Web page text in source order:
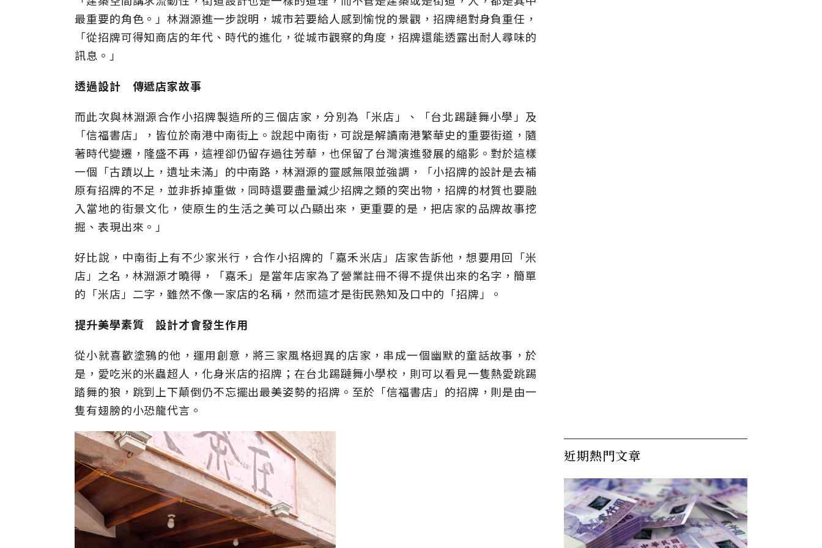
最重要的角色。」林淵源進一步說明，城市若要給人感到愉悅的景觀，招牌絕對身負重任，
「從招牌可得知商店的年代、時代的進化，從城市觀察的角度，招牌還能透露出耐人尋味的
訊息。」
透過設計 傳遞店家故事
而此次與林淵源合作小招牌製造所的三個店家，分別為「米店」、「台北踢躂舞小學」及
「信福書店」，皆位於南港中南街上。說起中南街，可說是解讀南港繁華史的重要街道，隨
著時代變遷，隆盛不再，這裡卻仍留存過往芳華，也保留了台灣演進發展的縮影。對於這樣
一個「古蹟以上，遺址未滿」的中南路，林淵源的靈感無限並強調，「小招牌的設計是去補
原有招牌的不足，並非拆掉重做，同時還要盡量減少招牌之類的突出物，招牌的材質也要融
入當地的街景文化，使原生的生活之美可以凸顯出來，更重要的是，把店家的品牌故事挖
掘、表現出來。」
好比說，中南街上有不少家米行，合作小招牌的「嘉禾米店」店家告訴他，想要用回「米
店」之名，林淵源才曉得，「嘉禾」是當年店家為了營業註冊不得不提供出來的名字，簡單
的「米店」二字，雖然不像一家店的名稱，然而這才是街民熟知及口中的「招牌」。
提升美學素質 設計才會發生作用
從小就喜歡塗鴉的他，運用創意，將三家風格迥異的店家，串成一個幽默的童話故事，於
是，愛吃米的米蟲超人，化身米店的招牌；在台北踢躂舞小學校，則可以看見一隻熱愛跳踢
踏舞的狼，跳到上下顛倒仍不忘擺出最美姿勢的招牌。至於「信福書店」的招牌，則是由一
隻有翅膀的小恐龍代言。
近期熱門文章